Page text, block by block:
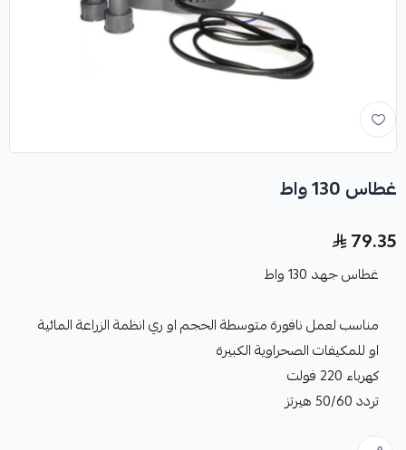
غطاس 130 واط
79.35
غطاس جهد 130 واط
مناسب لعمل نافورة متوسطة الحجم او ري انظمة الزراعة المائية
او للمكيفات الصحراوية الكبيرة
كهرباء 220 فولت
تردد 50/60 هيرتز